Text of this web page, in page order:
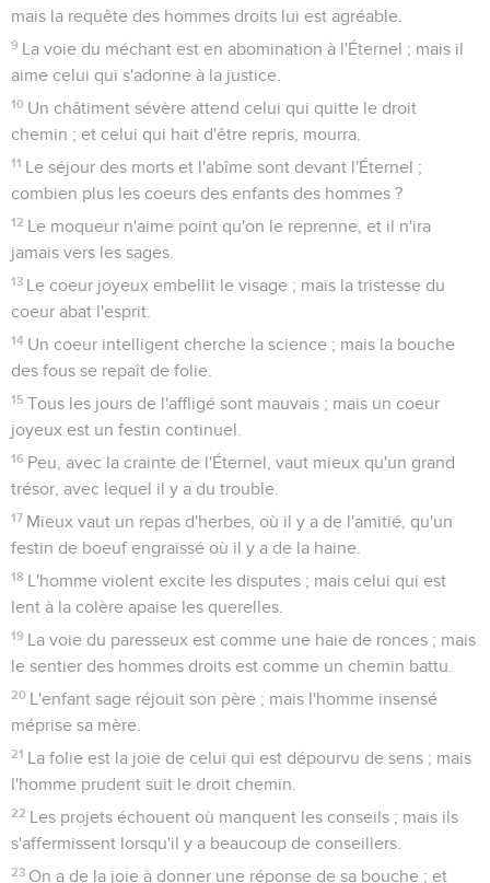
mais la requête des hommes droits lui est agréable.
9 La voie du méchant est en abomination à l'Éternel ; mais il
aime celui qui s'adonne à la justice.
10 Un châtiment sévère attend celui qui quitte le droit
chemin ; et celui qui hait d'être repris, mourra.
11 Le séjour des morts et l'abîme sont devant l'Éternel ;
combien plus les coeurs des enfants des hommes ?
12 Le moqueur n'aime point qu'on le reprenne, et il n'ira
jamais vers les sages.
13 Le coeur joyeux embellit le visage ; mais la tristesse du
coeur abat l'esprit.
14 Un coeur intelligent cherche la science ; mais la bouche
des fous se repaît de folie.
15 Tous les jours de l'affligé sont mauvais ; mais un coeur
joyeux est un festin continuel.
16 Peu, avec la crainte de l'Éternel, vaut mieux qu'un grand
trésor, avec lequel il y a du trouble.
17 Mieux vaut un repas d'herbes, où il y a de l'amitié, qu'un
festin de boeuf engraissé où il y a de la haine.
18 L'homme violent excite les disputes ; mais celui qui est
lent à la colère apaise les querelles.
19 La voie du paresseux est comme une haie de ronces ; mais
le sentier des hommes droits est comme un chemin battu.
20 L'enfant sage réjouit son père ; mais l'homme insensé
méprise sa mère.
21 La folie est la joie de celui qui est dépourvu de sens ; mais
l'homme prudent suit le droit chemin.
22 Les projets échouent où manquent les conseils ; mais ils
s'affermissent lorsqu'il y a beaucoup de conseillers.
23 On a de la joie à donner une réponse de sa bouche ; et